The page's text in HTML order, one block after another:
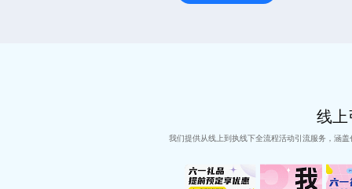
线上
我们提供从线上到执线下全流程活动引流服务，涵